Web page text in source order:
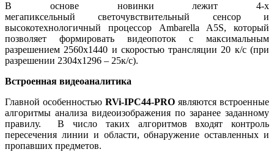
В основе новинки лежит 4-х
мегапиксельный светочувствительный сенсор и
высокотехнологичный процессор Ambarella A5S, который
позволяет формировать видеопоток с максимальным
разрешением 2560x1440 и скоростью трансляции 20 к/с (при
разрешении 2304х1296 – 25к/с).
Встроенная видеоаналитика
Главной особенностью RVi-IPC44-PRO являются встроенные
алгоритмы анализа видеоизображения по заранее заданному
правилу. В число таких алгоритмов входят контроль
пересечения линии и области, обнаружение оставленных и
пропавших предметов.